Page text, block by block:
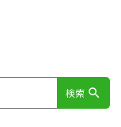
検索